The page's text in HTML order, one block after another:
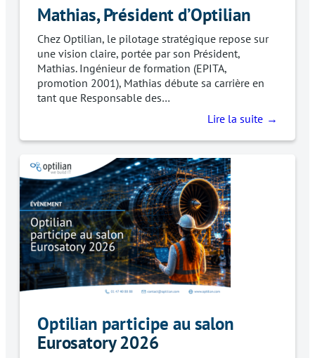
Mathias, Président d’Optilian
Chez Optilian, le pilotage stratégique repose sur
une vision claire, portée par son Président,
Mathias. Ingénieur de formation (EPITA,
promotion 2001), Mathias débute sa carrière en
tant que Responsable des…
Lire la suite
Optilian participe au salon
Eurosatory 2026